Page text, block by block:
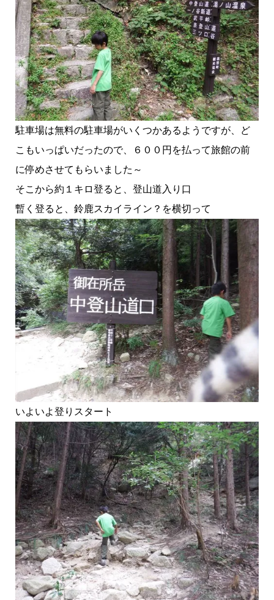
駐車場は無料の駐車場がいくつかあるようですが、ど
こもいっぱいだったので、６００円を払って旅館の前
に停めさせてもらいました～
そこから約１キロ登ると、登山道入り口
暫く登ると、鈴鹿スカイライン？を横切って
いよいよ登りスタート